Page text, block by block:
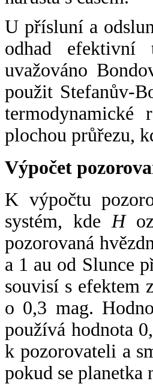
U přísluní a
odhad efektivní
uvažováno
použit Stefanův-
termodynamické
plochou průřezu,
Výpočet
K výpočtu
systém, kde H
pozorovaná
a 1 au od Slunce
souvisí s efektem
o 0,3 mag.
používá hodnota
k pozorovateli a
pokud se planetka